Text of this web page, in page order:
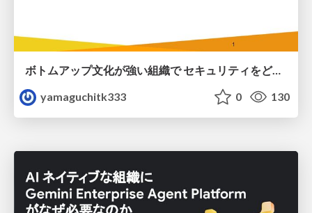
ボトムアップ文化が強い組織で セキュリティをどう根付かせていくかの現在進行形の話 / Making Security Stick in a Bottom-Up Organization
yamaguchitk333
0 130